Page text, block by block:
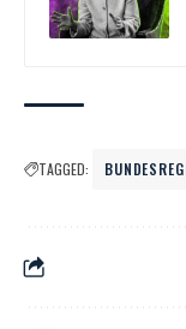
TAGGED: